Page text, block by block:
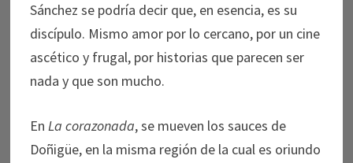
Sánchez se podría decir que, en esencia, es su
discípulo. Mismo amor por lo cercano, por un cine
ascético y frugal, por historias que parecen ser
nada y que son mucho.
En La corazonada, se mueven los sauces de
Doñigüe, en la misma región de la cual es oriundo